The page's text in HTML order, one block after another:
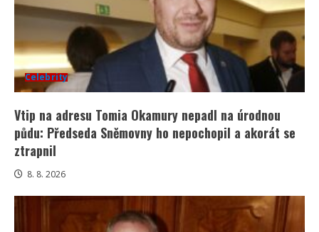
Celebrity
Vtip na adresu Tomia Okamury nepadl na úrodnou
půdu: Předseda Sněmovny ho nepochopil a akorát se
ztrapnil
8. 8. 2026